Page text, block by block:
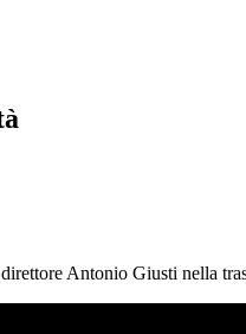
Antonio Giusti nella